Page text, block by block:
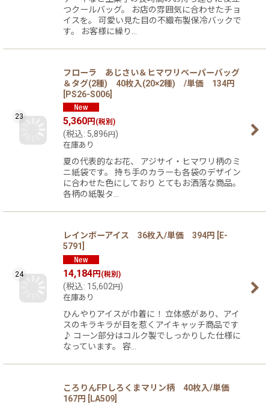
つクールバッグ。 お店の雰囲気に合わせたチョ
イスを。 可愛い見た目の不織布製保冷バックで
す。 お客様に繰り…
23
フローラ あじさい＆ヒマワリペーパーバッグ
＆タグ(2種) 40枚入(20×2種) /単価 134円
[PS26-S006]
5,360円 (税別)
(税込: 5,896 円 )
在庫あり
夏の代表的なお花、 アジサイ・ヒマワリ柄のミ
ニ紙袋です。 持ち手のカラーも各袋のデザイン
に合わせた色にしており とてもお洒落な商品。
各柄の紙製タ…
24
レインボーアイス 36枚入/単価 394円
E-
5791
14,184円 (税別)
(税込: 15,602 円 )
在庫あり
ひんやりアイスが巾着に！ 立体感があり、アイ
スのキラキラが目を惹くアイキャッチ商品です
♪ コーン部分はコルク製でしっかりした仕様に
なっています。 容…
ころりんFPしろくまマリン柄 40枚入/単価
167円
LA509